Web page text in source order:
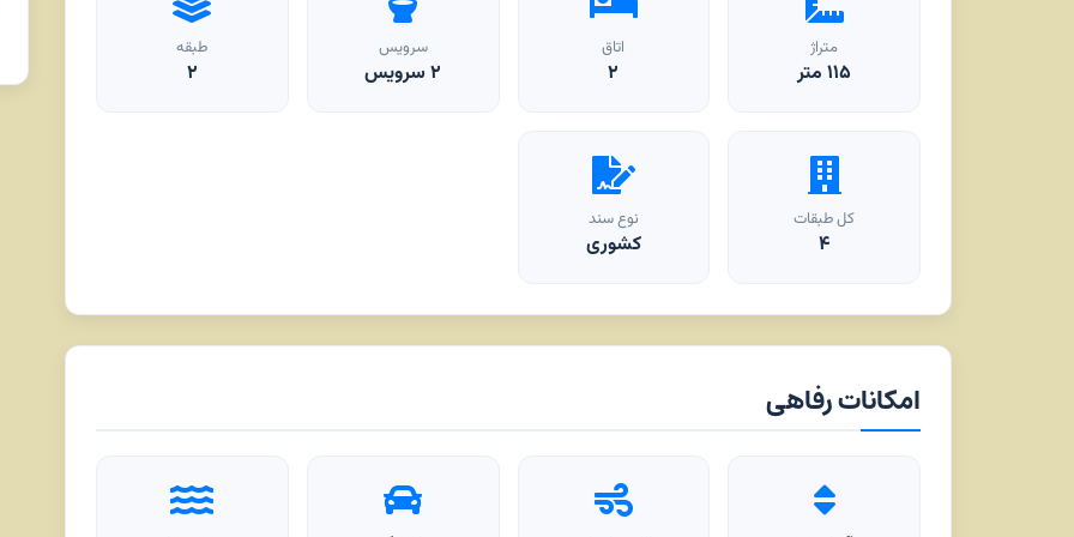
متراژ
۱۱۵متر
اتاق
۲
سرویس
۲ سرویس
طبقه
۲
کل طبقات
۴
نوع سند
کشوری
امکانات رفاهی